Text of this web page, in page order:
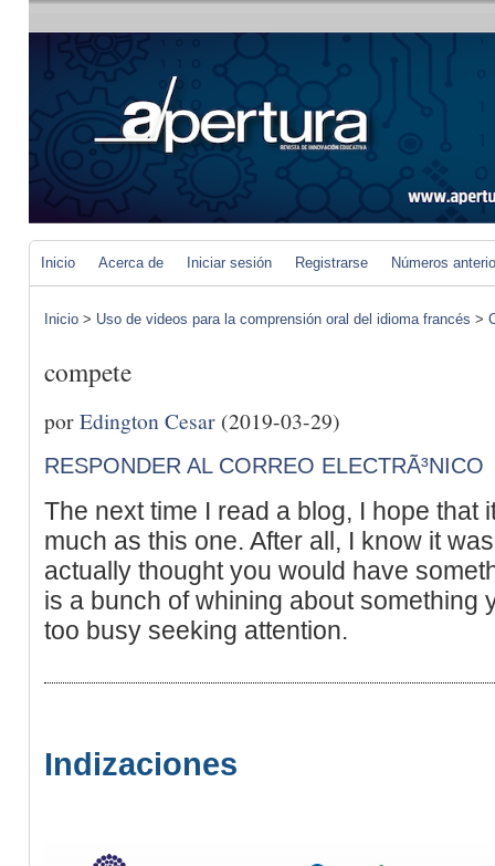
Inicio Acerca de Iniciar sesión Registrarse Números
Inicio > Uso de videos para la comprensión oral del idioma francés >
compete
porEdington Cesar (2019-03-29)
RESPONDER AL CORREO ELECTRÃ³NICO
The next time I read a blog, I hope that
much as this one. After all, I know it
actually thought you would have
is a bunch of whining about something
too busy seeking attention.
Indizaciones